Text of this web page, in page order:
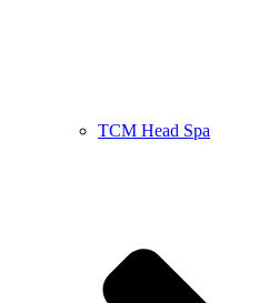
TCM Head Spa